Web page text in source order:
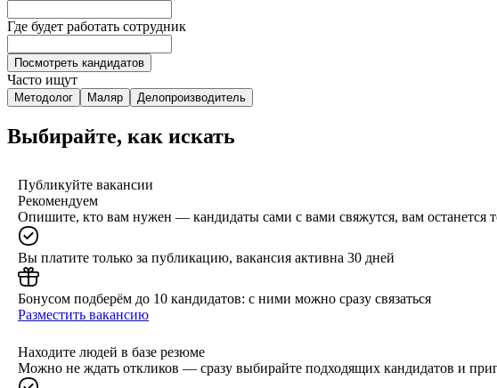
Где будет работать сотрудник
Посмотреть кандидатов
Часто ищут
Методолог Маляр Делопроизводитель
Выбирайте, как искать
Публикуйте вакансии
Рекомендуем
Опишите, кто вам нужен — кандидаты сами с вами свяжутся, вам останется
Вы платите только за публикацию, вакансия активна 30 дней
Бонусом подберём до 10 кандидатов: с ними можно сразу связаться
Разместить вакансию
Находите людей в базе резюме
Можно не ждать откликов — сразу выбирайте подходящих кандидатов и